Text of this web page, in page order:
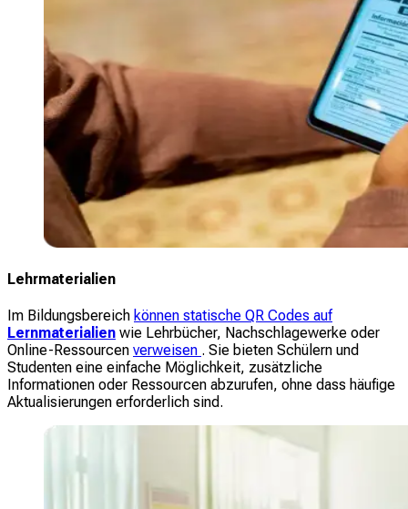
Lehrmaterialien
Im Bildungsbereich können statische QR Codes auf
Lernmaterialien wie Lehrbücher, Nachschlagewerke oder
Online-Ressourcen verweisen . Sie bieten Schülern und
Studenten eine einfache Möglichkeit, zusätzliche
Informationen oder Ressourcen abzurufen, ohne dass häufige
Aktualisierungen erforderlich sind.